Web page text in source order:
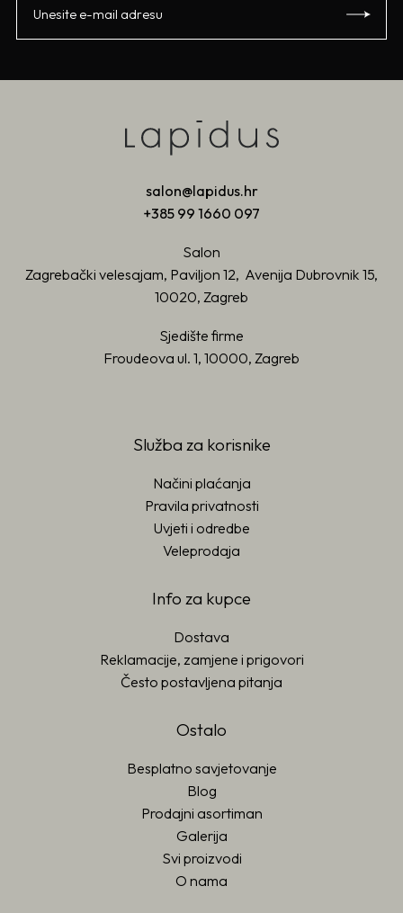
salon@lapidus.hr
+385 99 1660 097
Salon
Zagrebački velesajam, Paviljon 12, Avenija Dubrovnik 15,
10020, Zagreb
Sjedište firme
Froudeova ul. 1, 10000, Zagreb
Služba za korisnike
Načini plaćanja
Pravila privatnosti
Uvjeti i odredbe
Veleprodaja
Info za kupce
Dostava
Reklamacije, zamjene i prigovori
Često postavljena pitanja
Ostalo
Besplatno savjetovanje
Blog
Prodajni asortiman
Galerija
Svi proizvodi
O nama